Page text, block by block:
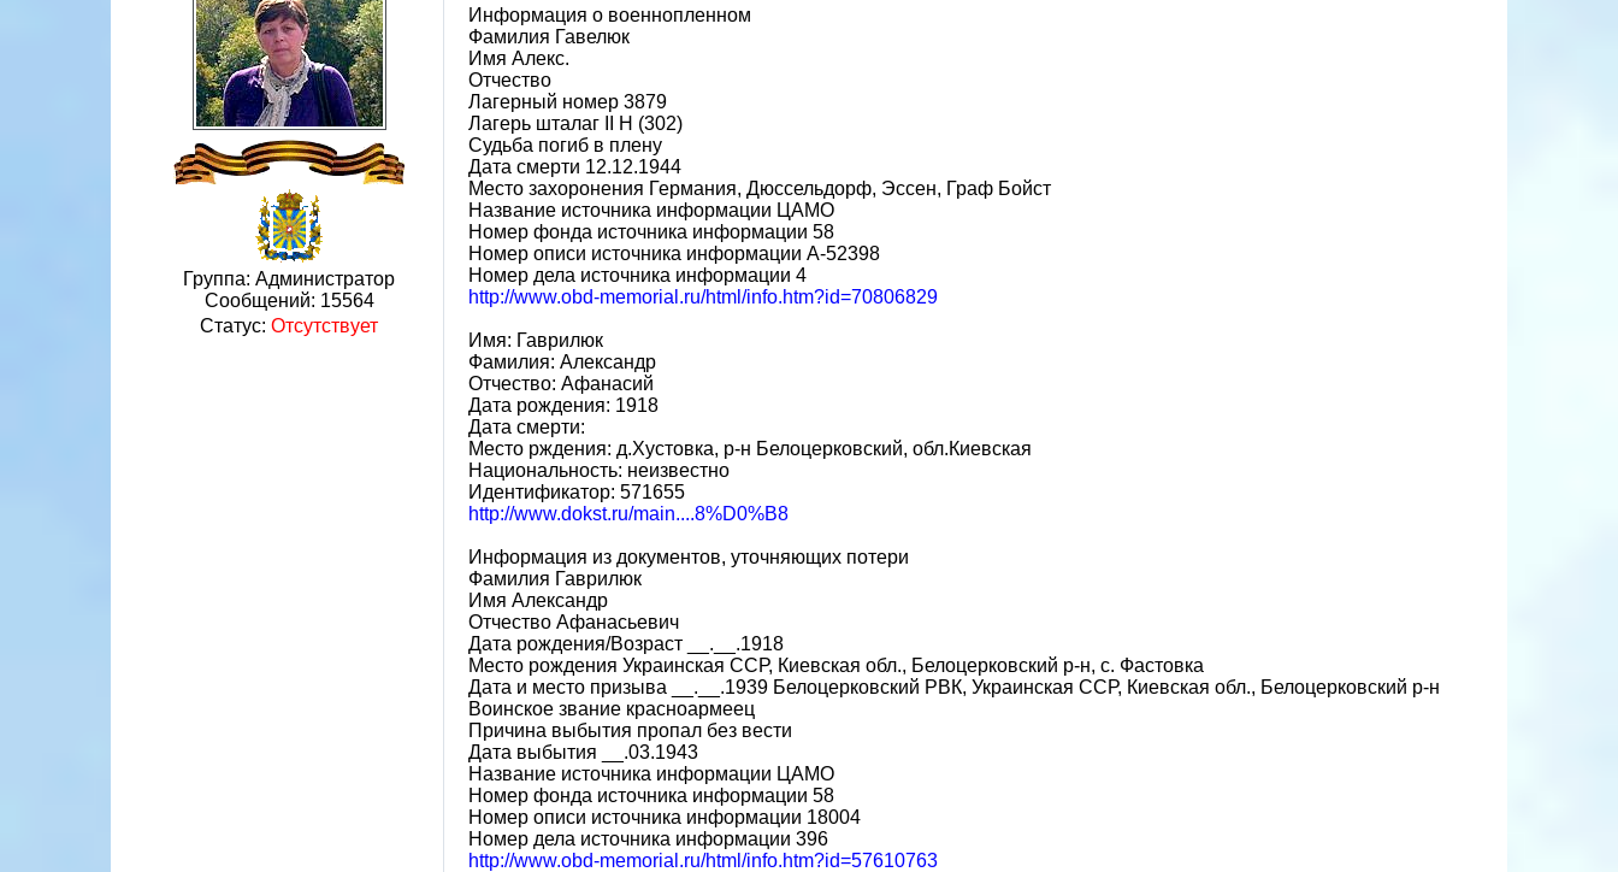
Группа: Администратор
Сообщений: 15564
Статус: Отсутствует
Информация о военнопленном
Фамилия Гавелюк
Имя Алекс.
Отчество
Лагерный номер 3879
Лагерь шталаг II H (302)
Судьба погиб в плену
Дата смерти 12.12.1944
Место захоронения Германия, Дюссельдорф, Эссен, Граф Бойст
Название источника информации ЦАМО
Номер фонда источника информации 58
Номер описи источника информации A-52398
Номер дела источника информации 4
http://www.obd-memorial.ru/html/info.htm?id=70806829
Имя: Гаврилюк
Фамилия: Александр
Отчество: Афанасий
Дата рождения: 1918
Дата смерти:
Место рждения: д.Хустовка, р-н Белоцерковский, обл.Киевская
Национальность: неизвестно
Идентификатор: 571655
http://www.dokst.ru/main....8%D0%B8
Информация из документов, уточняющих потери
Фамилия Гаврилюк
Имя Александр
Отчество Афанасьевич
Дата рождения/Возраст __.__.1918
Место рождения Украинская ССР, Киевская обл., Белоцерковский р-н, с. Фастовка
Дата и место призыва __.__.1939 Белоцерковский РВК, Украинская ССР, Киевская обл., Белоцерковский р-н
Воинское звание красноармеец
Причина выбытия пропал без вести
Дата выбытия __.03.1943
Название источника информации ЦАМО
Номер фонда источника информации 58
Номер описи источника информации 18004
Номер дела источника информации 396
http://www.obd-memorial.ru/html/info.htm?id=57610763